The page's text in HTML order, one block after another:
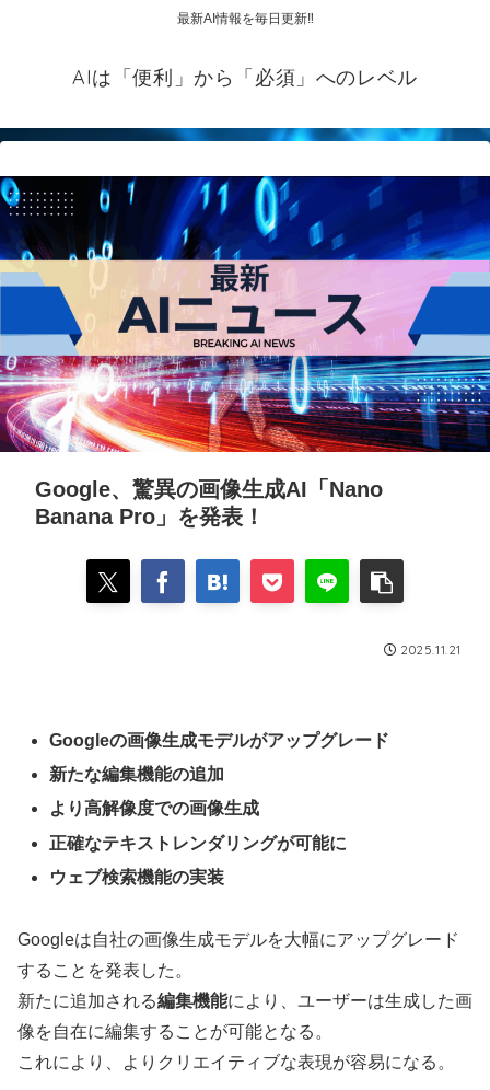
最新AI情報を毎日更新‼
AIは「便利」から「必須」へのレベル
Google、驚異の画像生成AI「Nano
Banana Pro」を発表！
2025.11.21
Googleの画像生成モデルがアップグレード
新たな編集機能の追加
より高解像度での画像生成
正確なテキストレンダリングが可能に
ウェブ検索機能の実装
Googleは自社の画像生成モデルを大幅にアップグレード
することを発表した。
新たに追加される編集機能により、ユーザーは生成した画
像を自在に編集することが可能となる。
これにより、よりクリエイティブな表現が容易になる。